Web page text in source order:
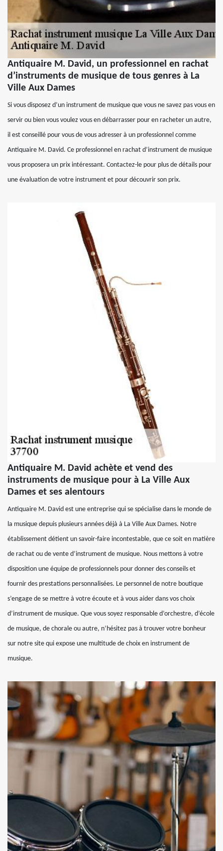
Antiquaire M. David, un professionnel en rachat
d’instruments de musique de tous genres à La
Ville Aux Dames
Si vous disposez d’un instrument de musique que vous ne savez pas vous en
servir ou bien vous voulez vous en débarrasser pour en racheter un autre,
il est conseillé pour vous de vous adresser à un professionnel comme
Antiquaire M. David. Ce professionnel en rachat d’instrument de musique
vous proposera un prix intéressant. Contactez-le pour plus de détails pour
une évaluation de votre instrument et pour découvrir son prix.
Antiquaire M. David achète et vend des
instruments de musique pour à La Ville Aux
Dames et ses alentours
Antiquaire M. David est une entreprise qui se spécialise dans le monde de
la musique depuis plusieurs années déjà à La Ville Aux Dames. Notre
établissement détient un savoir-faire incontestable, que ce soit en matière
de rachat ou de vente d’instrument de musique. Nous mettons à votre
disposition une équipe de professionnels pour donner des conseils et
fournir des prestations personnalisées. Le personnel de notre boutique
s’engage de se mettre à votre écoute et à vous aider dans vos choix
d’instrument de musique. Que vous soyez responsable d’orchestre, d’école
de musique, de chorale ou autre, n’hésitez pas à trouver votre bonheur
sur notre site qui expose une multitude de choix en instrument de
musique.